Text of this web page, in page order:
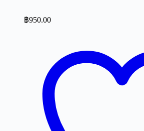
฿950.00